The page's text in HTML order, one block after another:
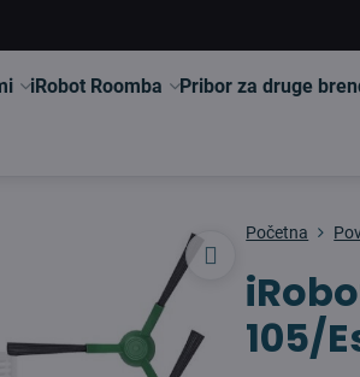
iRobot Roomba Pribor za druge
Početna
105/